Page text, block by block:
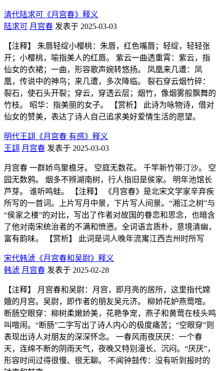
清代陆求可《月宫春》释义
陆求可 月宫春 发表于 2025-03-03
【注释】 朱唇轻绽小樱桃：朱唇，红色嘴唇；轻绽，轻轻张
开；小樱桃，喻指美人的红唇。 紫云一曲透重霄：紫云，指
仙女的衣裙；一曲，形容歌声婉转悠扬。 凤凰来几遭：凤
凰，传说中的神鸟；来几遭，多次降临。 裂石穿云烟竹碎：
裂石，使石头开裂；穿云，穿透云层；烟竹，像烟雾般飘舞的
竹枝。 昭华：指美丽的女子。 【赏析】 此诗为咏物诗，借对
仙女的赞美，表达了诗人自己追求美好爱情生活的愿望。
明代王翃《月宫春 有感》释义
王翃 月宫春 发表于 2025-03-03
月宫春 一群娇鸟聚檐牙。 空庭无数花。 千竿新竹带汀沙。 空
园无数鸦。 烟多不辨湖南树，行人指旧是侯家。 明年池馆长
芦芽。 谁听鸣蛙。 【注释】 《月宫春》是北宋文学家辛弃疾
所写的一首词。上片写月中景，下片写人间景。“湘江之树”与
“侯家之楼”的对比，写出了作者对故国的眷恋和思念，也暗含
了他对南宋统治者的不满和愤懑。全词语言质朴，意境清幽，
富有韵味。 【赏析】 此词是词人晚年流寓江西吉州时所写
宋代韩淲《月宫春和吴尉》释义
韩淲 月宫春 发表于 2025-02-28
【注释】 月宫春和吴尉：月宫，即月亮的居所，这里指代嫦
娥的月宫。吴尉，即作者的朋友吴元济。 柳娇花妒燕莺喧。
断肠空眼穿：柳树柔嫩娇美，花艳争宠，燕子和黄莺在枝头鸣
叫喧闹。“断肠”二字写出了诗人内心的极度痛苦；“空眼穿”则
表现出诗人对朋友的深深怀念。 一春风雨夜厌厌：一个春
天，连绵不断的阴雨天气，夜晚又特别漫长、沉闷。“厌厌”，
形容时间过得很慢、很无聊。 不闻钟鼓传：没有听到报时的